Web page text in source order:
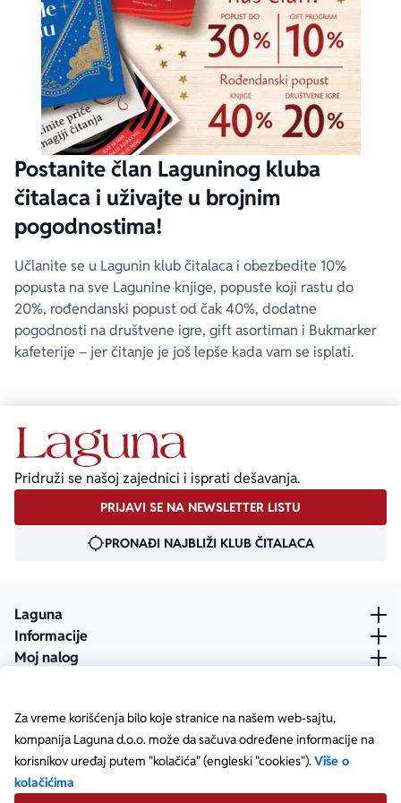
Za vreme korišćenja bilo koje stranice na našem web-sajtu,
kompanija Laguna d.o.o. može da sačuva određene informacije na
korisnikov uređaj putem "kolačića" (engleski "cookies").Više o
kolačićima
Postanite član Laguninog kluba
čitalaca i uživajte u brojnim
pogodnostima!
Učlanite se u Lagunin klub čitalaca i obezbedite 10%
popusta na sve Lagunine knjige, popuste koji rastu do
20%, rođendanski popust od čak 40%, dodatne
pogodnosti na društvene igre, gift asortiman i Bukmarker
kafeterije – jer čitanje je još lepše kada vam se isplati.
Pridruži se našoj zajednici i isprati dešavanja.
PRIJAVI SE NA NEWSLETTER LISTU
PRONAĐI NAJBLIŽI KLUB ČITALACA
Laguna
Informacije
Moj nalog